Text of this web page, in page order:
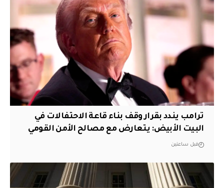
ترامب يندد بقرار وقف بناء قاعة الاحتفالات في
البيت الأبيض: يتعارض مع مصالح الأمن القومي
قبل ساعتين